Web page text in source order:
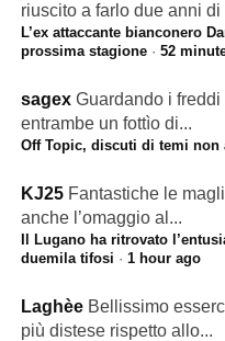
riuscito a farlo due anni di
L’ex attaccante bianconero
prossima stagione· 52
sagex Guardando i
entrambe un fottìo di...
Off Topic, discuti di temi non
KJ25 Fantastiche le
anche l’omaggio al...
Il Lugano ha ritrovato
duemila tifosi · 1 hour ago
Laghèe Bellissimo
più distese rispetto allo...